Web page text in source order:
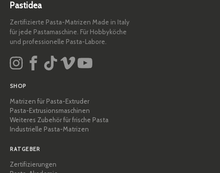
Pastidea
Zertifizierte Pasta-Matrizen Made in Italy
für jede Pastamaschine. Für Hobbyköche
und professionelle Pasta-Labore.
SHOP
Matrizen für Pasta-Extruder
Pasta-Extrusionsmaschinen
Weiteres Zubehör für frische Pasta
Industrielle Pasta-Matrizen
RATGEBER
Zertifizierungen